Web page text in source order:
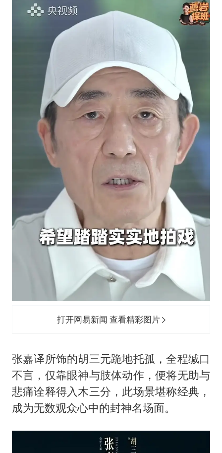
打开网易新闻 查看精彩图片
张嘉译所饰的胡三元跪地托孤，全程缄口
不言，仅靠眼神与肢体动作，便将无助与
悲痛诠释得入木三分，此场景堪称经典，
成为无数观众心中的封神名场面。